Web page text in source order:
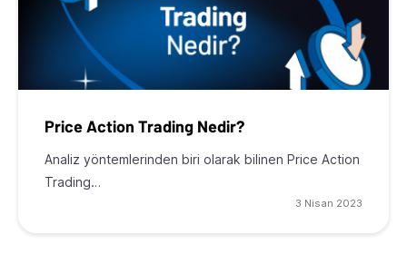
Price Action Trading Nedir?
Analiz yöntemlerinden biri olarak bilinen Price Action
Trading…
3 Nisan 2023